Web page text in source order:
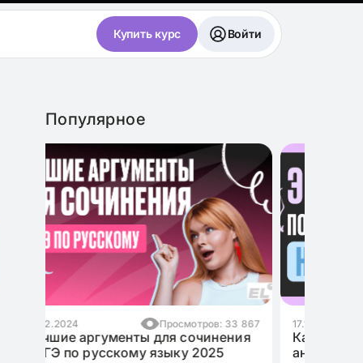
Купить курс Войти
Популярное
17.11.2024 Просмотров: 10 987
Как написать эссе для ЕГЭ по
английскому языку на максимум?